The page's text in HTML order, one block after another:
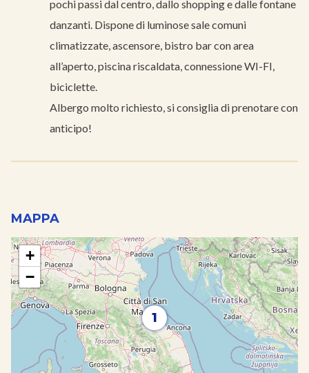
pochi passi dal centro, dallo shopping e dalle fontane
danzanti. Dispone di luminose sale comuni
climatizzate, ascensore, bistro bar con area
all’aperto, piscina riscaldata, connessione WI-FI,
biciclette.
Albergo molto richiesto, si consiglia di prenotare con
anticipo!
MAPPA
1
+
−